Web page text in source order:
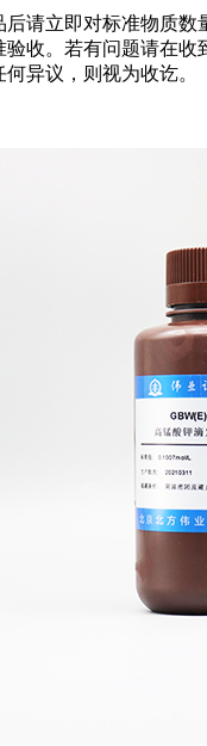
后请立即对标准物质数
验收。若有问题请在收
异议，则视为收讫。